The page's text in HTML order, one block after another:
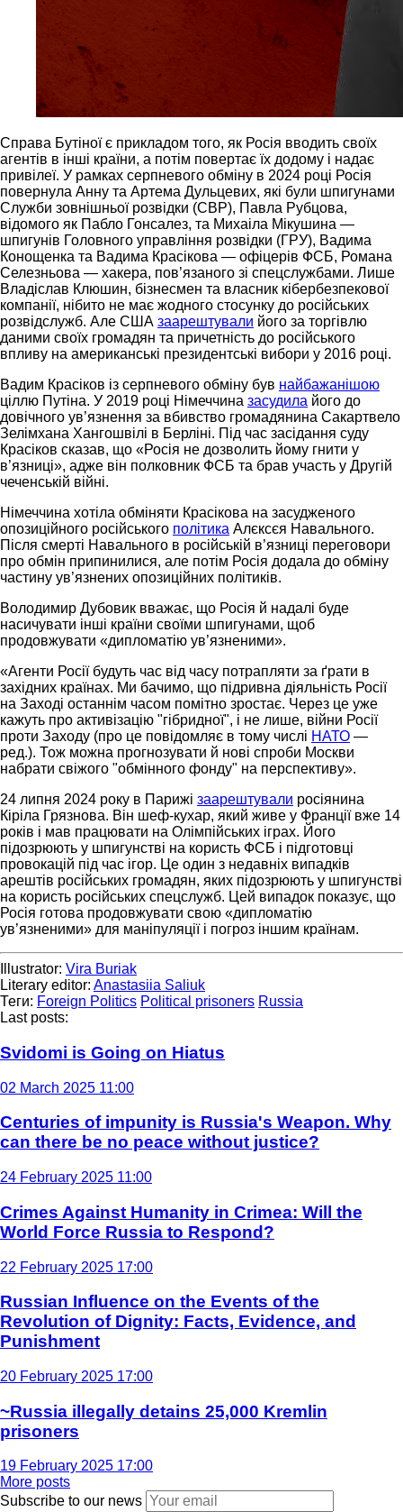
Справа Бутіної є прикладом того, як Росія вводить своїх
агентів в інші країни, а потім повертає їх додому і надає
привілеї. У рамках серпневого обміну в 2024 році Росія
повернула Анну та Артема Дульцевих, які були шпигунами
Служби зовнішньої розвідки (СВР), Павла Рубцова,
відомого як Пабло Гонсалез, та Михаіла Мікушина —
шпигунів Головного управління розвідки (ГРУ), Вадима
Конощенка та Вадима Красікова — офіцерів ФСБ, Романа
Селезньова — хакера, пов’язаного зі спецслужбами. Лише
Владіслав Клюшин, бізнесмен та власник кібербезпекової
компанії, нібито не має жодного стосунку до російських
розвідслужб. Але США заарештували його за торгівлю
даними своїх громадян та причетність до російського
впливу на американські президентські вибори у 2016 році.
Вадим Красіков із серпневого обміну був найбажанішою
ціллю Путіна. У 2019 році Німеччина засудила його до
довічного ув’язнення за вбивство громадянина Сакартвело
Зелімхана Хангошвілі в Берліні. Під час засідання суду
Красіков сказав, що «Росія не дозволить йому гнити у
в’язниці», адже він полковник ФСБ та брав участь у Другій
чеченській війні.
Німеччина хотіла обміняти Красікова на засудженого
опозиційного російського політика Алєксєя Навального.
Після смерті Навального в російській в’язниці переговори
про обмін припинилися, але потім Росія додала до обміну
частину ув’язнених опозиційних політиків.
Володимир Дубовик вважає, що Росія й надалі буде
насичувати інші країни своїми шпигунами, щоб
продовжувати «дипломатію ув’язненими».
«Агенти Росії будуть час від часу потрапляти за ґрати в
західних країнах. Ми бачимо, що підривна діяльність Росії
на Заході останнім часом помітно зростає. Через це уже
кажуть про активізацію "гібридної", і не лише, війни Росії
проти Заходу (про це повідомляє в тому числі НАТО —
ред.). Тож можна прогнозувати й нові спроби Москви
набрати свіжого "обмінного фонду" на перспективу».
24 липня 2024 року в Парижі заарештували росіянина
Кіріла Грязнова. Він шеф-кухар, який живе у Франції вже 14
років і мав працювати на Олімпійських іграх. Його
підозрюють у шпигунстві на користь ФСБ і підготовці
провокацій під час ігор. Це один з недавніх випадків
арештів російських громадян, яких підозрюють у шпигунстві
на користь російських спецслужб. Цей випадок показує, що
Росія готова продовжувати свою «дипломатію
ув’язненими» для маніпуляції і погроз іншим країнам.
Illustrator: Vira Buriak
Literary editor: Anastasiia Saliuk
Теги: Foreign Politics Political prisoners Russia
Last posts:
Svidomi is Going on Hiatus
02 March 2025 11:00
Centuries of impunity is Russia's Weapon. Why
can there be no peace without justice?
24 February 2025 11:00
Crimes Against Humanity in Crimea: Will the
World Force Russia to Respond?
22 February 2025 17:00
Russian Influence on the Events of the
Revolution of Dignity: Facts, Evidence, and
Punishment
20 February 2025 17:00
~Russia illegally detains 25,000 Kremlin
prisoners
19 February 2025 17:00
More posts
Subscribe to our news